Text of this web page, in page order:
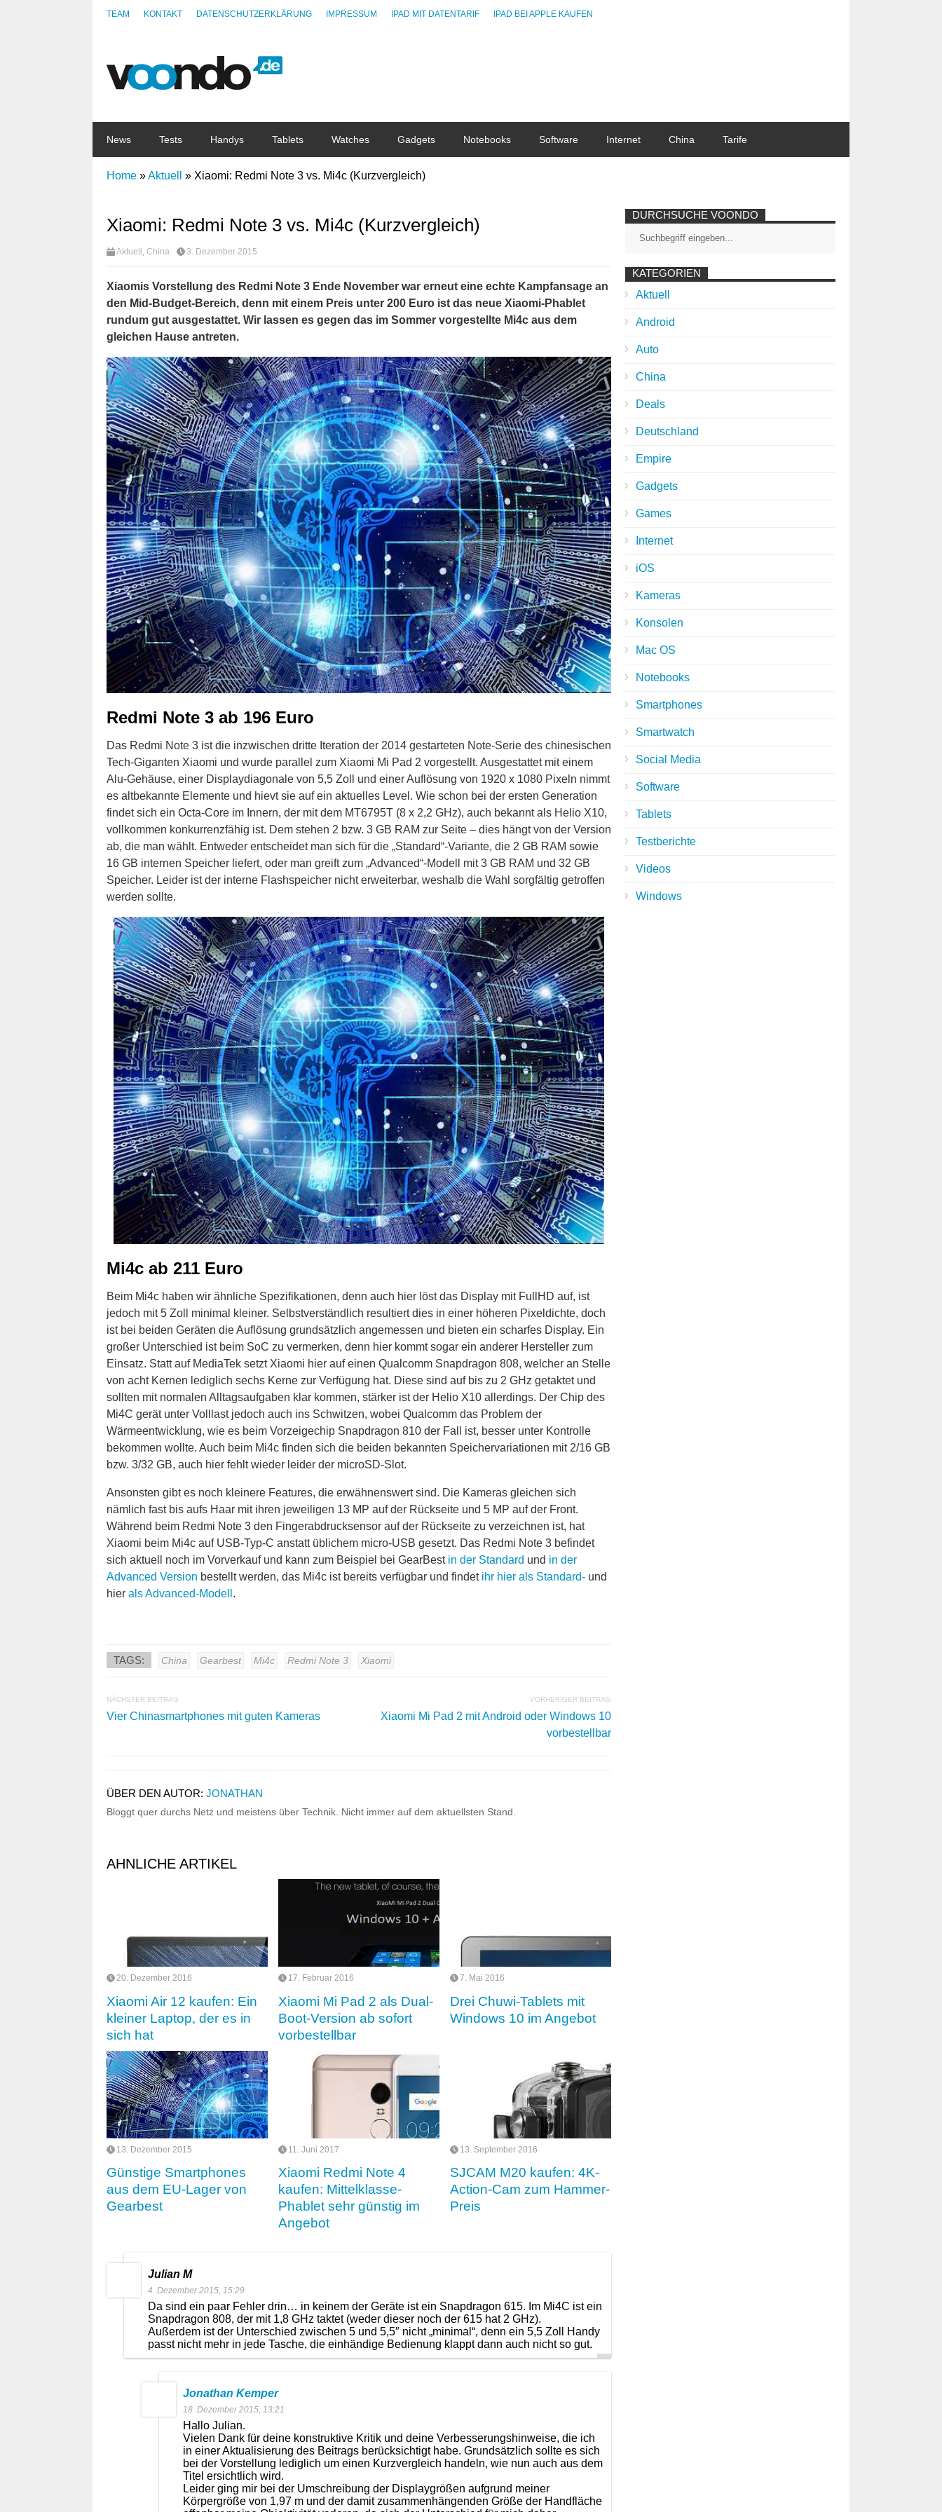
TEAM KONTAKT DATENSCHUTZERKLÄRUNG IMPRESSUM IPAD MIT DATENTARIF IPAD BEI APPLE KAUFEN
News Tests Handys Tablets Watches Gadgets Notebooks Software Internet China Tarife
Home »Aktuell » Xiaomi: Redmi Note 3 vs. Mi4c (Kurzvergleich)
Xiaomi: Redmi Note 3 vs. Mi4c (Kurzvergleich)
Aktuell , China 3. Dezember 2015
Xiaomis Vorstellung des Redmi Note 3 Ende November war erneut eine echte Kampfansage an
den Mid-Budget-Bereich, denn mit einem Preis unter 200 Euro ist das neue Xiaomi-Phablet
rundum gut ausgestattet. Wir lassen es gegen das im Sommer vorgestellte Mi4c aus dem
gleichen Hause antreten.
Redmi Note 3 ab 196 Euro
Das Redmi Note 3 ist die inzwischen dritte Iteration der 2014 gestarteten Note-Serie des chinesischen
Tech-Giganten Xiaomi und wurde parallel zum Xiaomi Mi Pad 2 vorgestellt. Ausgestattet mit einem
Alu-Gehäuse, einer Displaydiagonale von 5,5 Zoll und einer Auflösung von 1920 x 1080 Pixeln nimmt
es altbekannte Elemente und hievt sie auf ein aktuelles Level. Wie schon bei der ersten Generation
findet sich ein Octa-Core im Innern, der mit dem MT6795T (8 x 2,2 GHz), auch bekannt als Helio X10,
vollkommen konkurrenzfähig ist. Dem stehen 2 bzw. 3 GB RAM zur Seite – dies hängt von der Version
ab, die man wählt. Entweder entscheidet man sich für die „Standard“-Variante, die 2 GB RAM sowie
16 GB internen Speicher liefert, oder man greift zum „Advanced“-Modell mit 3 GB RAM und 32 GB
Speicher. Leider ist der interne Flashspeicher nicht erweiterbar, weshalb die Wahl sorgfältig getroffen
werden sollte.
Mi4c ab 211 Euro
Beim Mi4c haben wir ähnliche Spezifikationen, denn auch hier löst das Display mit FullHD auf, ist
jedoch mit 5 Zoll minimal kleiner. Selbstverständlich resultiert dies in einer höheren Pixeldichte, doch
ist bei beiden Geräten die Auflösung grundsätzlich angemessen und bieten ein scharfes Display. Ein
großer Unterschied ist beim SoC zu vermerken, denn hier kommt sogar ein anderer Hersteller zum
Einsatz. Statt auf MediaTek setzt Xiaomi hier auf einen Qualcomm Snapdragon 808, welcher an Stelle
von acht Kernen lediglich sechs Kerne zur Verfügung hat. Diese sind auf bis zu 2 GHz getaktet und
sollten mit normalen Alltagsaufgaben klar kommen, stärker ist der Helio X10 allerdings. Der Chip des
Mi4C gerät unter Volllast jedoch auch ins Schwitzen, wobei Qualcomm das Problem der
Wärmeentwicklung, wie es beim Vorzeigechip Snapdragon 810 der Fall ist, besser unter Kontrolle
bekommen wollte. Auch beim Mi4c finden sich die beiden bekannten Speichervariationen mit 2/16 GB
bzw. 3/32 GB, auch hier fehlt wieder leider der microSD-Slot.
Ansonsten gibt es noch kleinere Features, die erwähnenswert sind. Die Kameras gleichen sich
nämlich fast bis aufs Haar mit ihren jeweiligen 13 MP auf der Rückseite und 5 MP auf der Front.
Während beim Redmi Note 3 den Fingerabdrucksensor auf der Rückseite zu verzeichnen ist, hat
Xiaomi beim Mi4c auf USB-Typ-C anstatt üblichem micro-USB gesetzt. Das Redmi Note 3 befindet
sich aktuell noch im Vorverkauf und kann zum Beispiel bei GearBest in der Standard und in der
Advanced Version bestellt werden, das Mi4c ist bereits verfügbar und findet ihr hier als Standard- und
hier als Advanced-Modell .
TAGS: China Gearbest Mi4c Redmi Note 3 Xiaomi
NÄCHSTER BEITRAG
Vier Chinasmartphones mit guten Kameras
VORHERIGER BEITRAG
Xiaomi Mi Pad 2 mit Android oder Windows 10
vorbestellbar
ÜBER DEN AUTOR: JONATHAN
Bloggt quer durchs Netz und meistens über Technik. Nicht immer auf dem aktuellsten Stand.
AHNLICHE ARTIKEL
20. Dezember 2016
Xiaomi Air 12 kaufen: Ein
kleiner Laptop, der es in
sich hat
17. Februar 2016
Xiaomi Mi Pad 2 als Dual-
Boot-Version ab sofort
vorbestellbar
7. Mai 2016
Drei Chuwi-Tablets mit
Windows 10 im Angebot
13. Dezember 2015
Günstige Smartphones
aus dem EU-Lager von
Gearbest
11. Juni 2017
Xiaomi Redmi Note 4
kaufen: Mittelklasse-
Phablet sehr günstig im
Angebot
13. September 2016
SJCAM M20 kaufen: 4K-
Action-Cam zum Hammer-
Preis
Julian M
4. Dezember 2015, 15:29
Da sind ein paar Fehler drin… in keinem der Geräte ist ein Snapdragon 615. Im Mi4C ist ein
Snapdragon 808, der mit 1,8 GHz taktet (weder dieser noch der 615 hat 2 GHz).
Außerdem ist der Unterschied zwischen 5 und 5,5″ nicht „minimal“, denn ein 5,5 Zoll Handy
passt nicht mehr in jede Tasche, die einhändige Bedienung klappt dann auch nicht so gut.
Jonathan Kemper
18. Dezember 2015, 13:21
Hallo Julian.
Vielen Dank für deine konstruktive Kritik und deine Verbesserungshinweise, die ich
in einer Aktualisierung des Beitrags berücksichtigt habe. Grundsätzlich sollte es sich
bei der Vorstellung lediglich um einen Kurzvergleich handeln, wie nun auch aus dem
Titel ersichtlich wird.
Leider ging mir bei der Umschreibung der Displaygrößen aufgrund meiner
Körpergröße von 1,97 m und der damit zusammenhängenden Größe der Handfläche
DURCHSUCHE VOONDO
KATEGORIEN
Aktuell
Android
Auto
China
Deals
Deutschland
Empire
Gadgets
Games
Internet
iOS
Kameras
Konsolen
Mac OS
Notebooks
Smartphones
Smartwatch
Social Media
Software
Tablets
Testberichte
Videos
Windows